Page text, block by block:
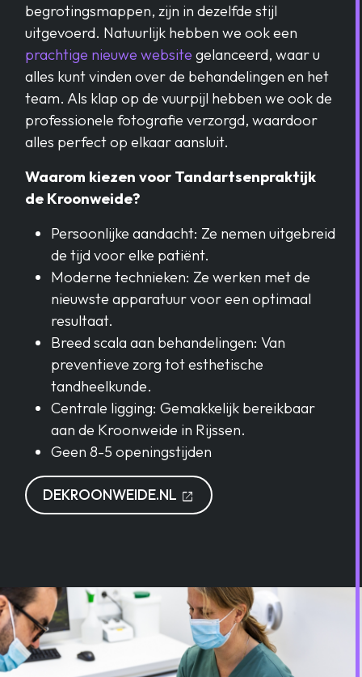
begrotingsmappen, zijn in dezelfde stijl
uitgevoerd. Natuurlijk hebben we ook een
prachtige nieuwe website gelanceerd, waar u
alles kunt vinden over de behandelingen en het
team. Als klap op de vuurpijl hebben we ook de
professionele fotografie verzorgd, waardoor
alles perfect op elkaar aansluit.
Waarom kiezen voor Tandartsenpraktijk
de Kroonweide?
Persoonlijke aandacht: Ze nemen uitgebreid
de tijd voor elke patiënt.
Moderne technieken: Ze werken met de
nieuwste apparatuur voor een optimaal
resultaat.
Breed scala aan behandelingen: Van
preventieve zorg tot esthetische
tandheelkunde.
Centrale ligging: Gemakkelijk bereikbaar
aan de Kroonweide in Rijssen.
Geen 8-5 openingstijden
DEKROONWEIDE.NL open_in_new OPENT IN EEN NIEUW